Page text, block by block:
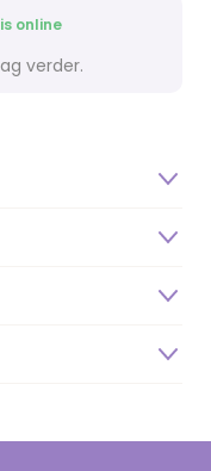
online
verder.